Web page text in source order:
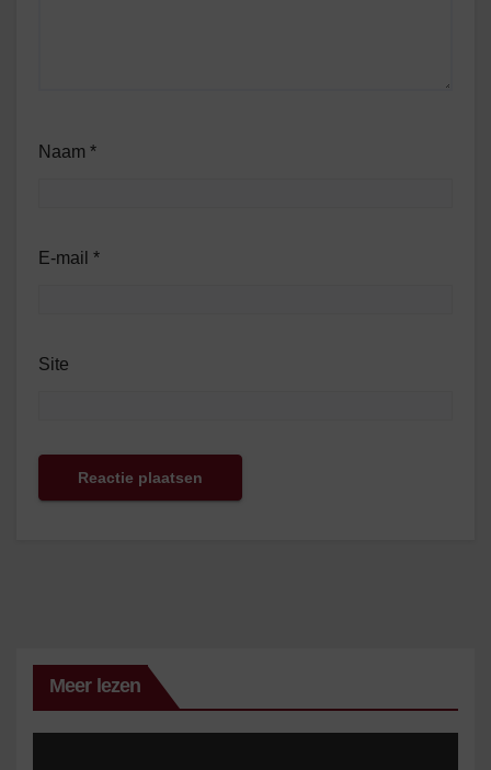
Naam *
E-mail *
Site
Meer lezen